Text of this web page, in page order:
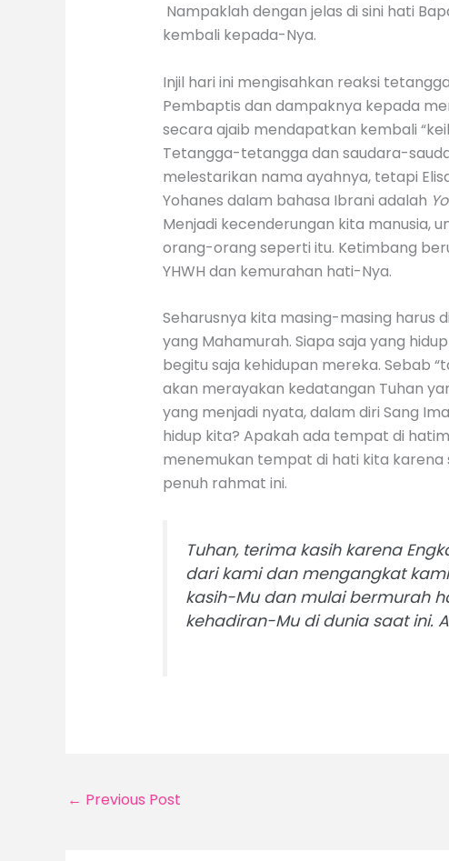
Nampaklah dengan jelas di sini hati
kembali kepada-Nya.
Injil hari ini mengisahkan reaksi
Pembaptis dan dampaknya kepada
secara ajaib mendapatkan kembali
Tetangga-tetangga dan saudara-
melestarikan nama ayahnya, tetapi
Yohanes dalam bahasa Ibrani adalah
Menjadi kecenderungan kita manusia,
orang-orang seperti itu. Ketimbang
YHWH dan kemurahan hati-Nya.
Seharusnya kita masing-masing harus
yang Mahamurah. Siapa saja yang
begitu saja kehidupan mereka. Sebab
akan merayakan kedatangan Tuhan
yang menjadi nyata, dalam diri Sang
hidup kita? Apakah ada tempat di
menemukan tempat di hati kita
penuh rahmat ini.
Tuhan, terima kasih karena
dari kami dan mengangkat
kasih-Mu dan mulai bermurah
kehadiran-Mu di dunia saat ini.
← Previous Post